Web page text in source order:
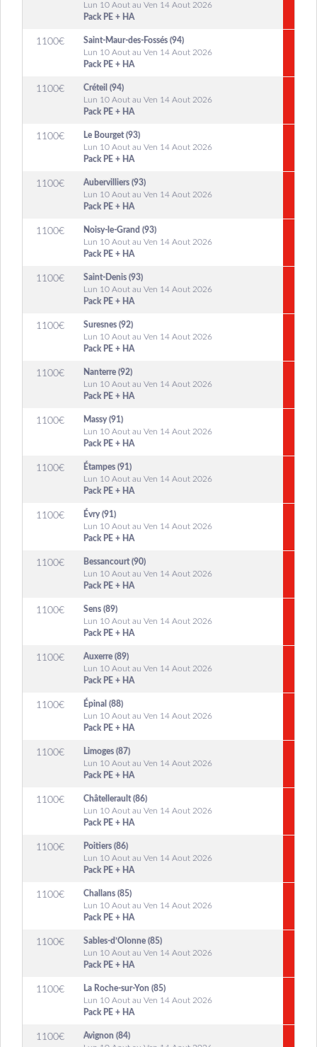
Lun 10 Aout au Ven 14 Aout 2026
Pack PE + HA
1100€
Saint-Maur-des-Fossés (94)
Lun 10 Aout au Ven 14 Aout 2026
Pack PE + HA
1100€
Créteil (94)
Lun 10 Aout au Ven 14 Aout 2026
Pack PE + HA
1100€
Le Bourget (93)
Lun 10 Aout au Ven 14 Aout 2026
Pack PE + HA
1100€
Aubervilliers (93)
Lun 10 Aout au Ven 14 Aout 2026
Pack PE + HA
1100€
Noisy-le-Grand (93)
Lun 10 Aout au Ven 14 Aout 2026
Pack PE + HA
1100€
Saint-Denis (93)
Lun 10 Aout au Ven 14 Aout 2026
Pack PE + HA
1100€
Suresnes (92)
Lun 10 Aout au Ven 14 Aout 2026
Pack PE + HA
1100€
Nanterre (92)
Lun 10 Aout au Ven 14 Aout 2026
Pack PE + HA
1100€
Massy (91)
Lun 10 Aout au Ven 14 Aout 2026
Pack PE + HA
1100€
Étampes (91)
Lun 10 Aout au Ven 14 Aout 2026
Pack PE + HA
1100€
Évry (91)
Lun 10 Aout au Ven 14 Aout 2026
Pack PE + HA
1100€
Bessancourt (90)
Lun 10 Aout au Ven 14 Aout 2026
Pack PE + HA
1100€
Sens (89)
Lun 10 Aout au Ven 14 Aout 2026
Pack PE + HA
1100€
Auxerre (89)
Lun 10 Aout au Ven 14 Aout 2026
Pack PE + HA
1100€
Épinal (88)
Lun 10 Aout au Ven 14 Aout 2026
Pack PE + HA
1100€
Limoges (87)
Lun 10 Aout au Ven 14 Aout 2026
Pack PE + HA
1100€
Châtellerault (86)
Lun 10 Aout au Ven 14 Aout 2026
Pack PE + HA
1100€
Poitiers (86)
Lun 10 Aout au Ven 14 Aout 2026
Pack PE + HA
1100€
Challans (85)
Lun 10 Aout au Ven 14 Aout 2026
Pack PE + HA
1100€
Sables-d’Olonne (85)
Lun 10 Aout au Ven 14 Aout 2026
Pack PE + HA
1100€
La Roche-sur-Yon (85)
Lun 10 Aout au Ven 14 Aout 2026
Pack PE + HA
1100€
Avignon (84)